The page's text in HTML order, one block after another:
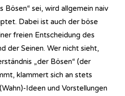
Bösen“ sei, wird allgemein naiv
Dabei ist auch der böse
freien Entscheidung des
der Seinen. Wer nicht sieht,
„der Bösen“ (der
klammert sich an stets
Ideen und Vorstellungen